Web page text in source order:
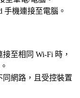
手機連接至電腦。
至相同 Wi-Fi 時，
網路，且受控裝置